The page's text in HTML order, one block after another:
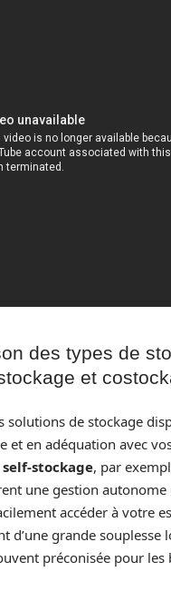
des types de
et
solutions de stockage
et en adéquation avec
self-stockage, par
une gestion autonome
accéder à votre
d’une grande souplesse
préconisée pour les